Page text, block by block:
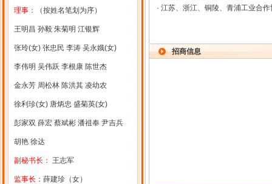
理事： （按姓名笔划为序）
王明昌 孙毅 朱菊明 江银辉
张玲(女) 张忠民 李涛 吴永娥(女)
李伟明 吴伟跃 李根康 陈世杰
金永芳 周松林 陈洪其 凌幼农
徐利珍(女) 唐炳忠 盛菊英(女)
彭家双 薛宏 蔡斌彬 潘祖奉 尹吉兵
胡艳 徐达
副秘书长： 王志军
监事长： 薛建珍（女）
· 江苏、浙江、铜陵、青浦工业合
招商信息